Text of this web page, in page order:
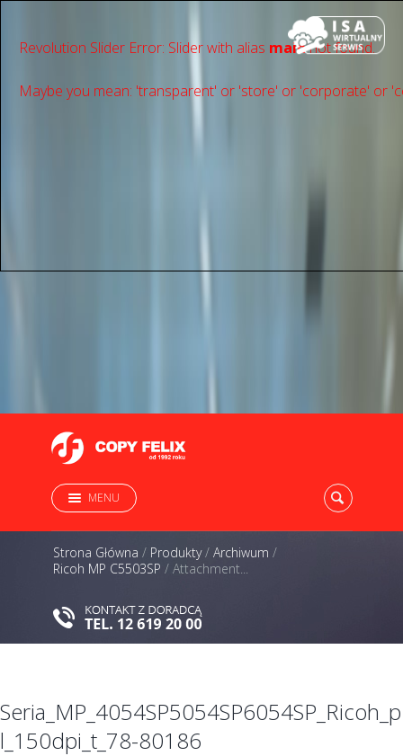
Revolution Slider Error: Slider with alias mainnot found.
Maybe you mean: 'transparent' or 'store' or 'сorporate' or
MENU
Strona Główna / Produkty/ Archiwum /
Ricoh MP C5503SP / Attachment...
Seria_MP_4054SP5054SP6054SP_Ricoh_p
l_150dpi_t_78-80186